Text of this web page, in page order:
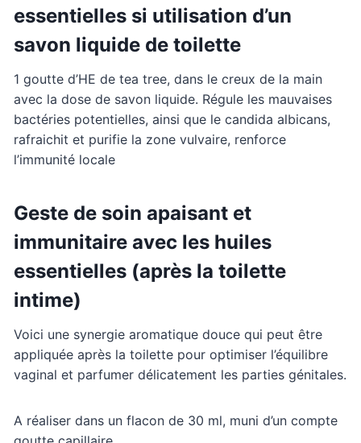
essentielles si utilisation d’un
savon liquide de toilette
1 goutte d’HE de tea tree, dans le creux de la main
avec la dose de savon liquide. Régule les mauvaises
bactéries potentielles, ainsi que le candida albicans,
rafraichit et purifie la zone vulvaire, renforce
l’immunité locale
Geste de soin apaisant et
immunitaire avec les huiles
essentielles (après la toilette
intime)
Voici une synergie aromatique douce qui peut être
appliquée après la toilette pour optimiser l’équilibre
vaginal et parfumer délicatement les parties génitales.
A réaliser dans un flacon de 30 ml, muni d’un compte